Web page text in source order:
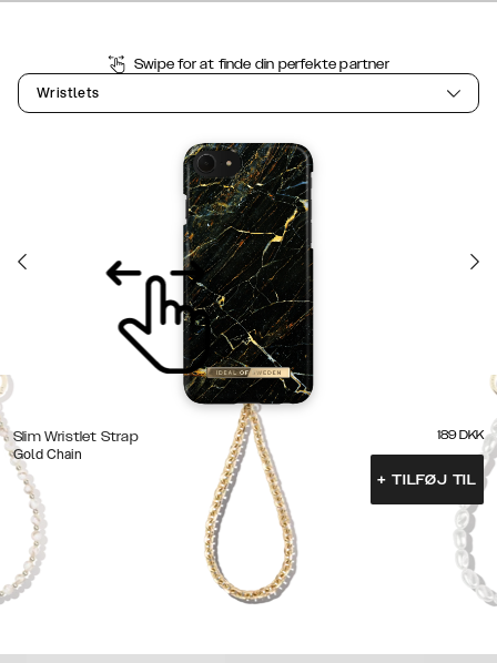
Swipe for at finde din perfekte partner
Wristlets
Slim Wristlet Strap
Gold Chain
189 DKK
+ TILFØJ TIL